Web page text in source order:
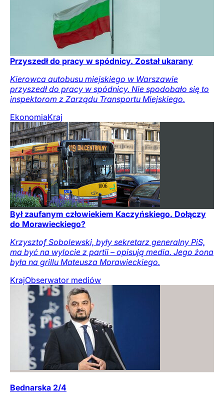
Przyszedł do pracy w spódnicy. Został ukarany
Kierowca autobusu miejskiego w Warszawie
przyszedł do pracy w spódnicy. Nie spodobało się to
inspektorom z Zarządu Transportu Miejskiego.
EkonomiaKraj
Był zaufanym człowiekiem Kaczyńskiego. Dołączy
do Morawieckiego?
Krzysztof Sobolewski, były sekretarz generalny PiS,
ma być na wylocie z partii – opisują media. Jego żona
była na grillu Mateusza Morawieckiego.
KrajObserwator mediów
Bednarska 2/4